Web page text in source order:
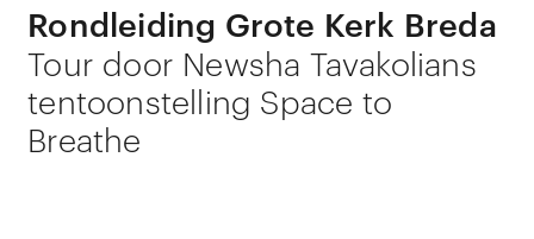
Rondleiding Grote Kerk Breda
Tour door Newsha Tavakolians
tentoonstelling Space to
Breathe